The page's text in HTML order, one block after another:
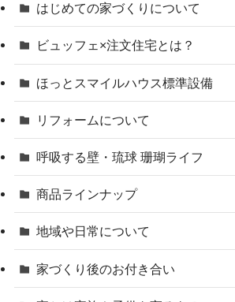
はじめての家づくりについて
ビュッフェ×注文住宅とは？
ほっとスマイルハウス標準設備
リフォームについて
呼吸する壁・琉球 珊瑚ライフ
商品ラインナップ
地域や日常について
家づくり後のお付き合い